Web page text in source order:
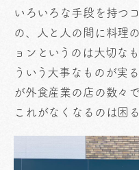
いろいろな手段を持つ
の、人と人の間に料理
ョンというのは大切な
ういう大事なものが実
が外食産業の店の数々
これがなくなるのは困